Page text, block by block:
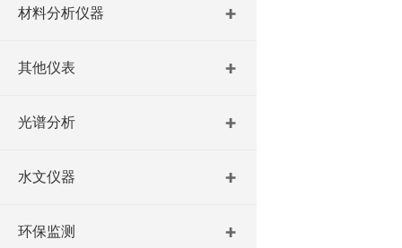
材料分析仪器
其他仪表
光谱分析
水文仪器
环保监测